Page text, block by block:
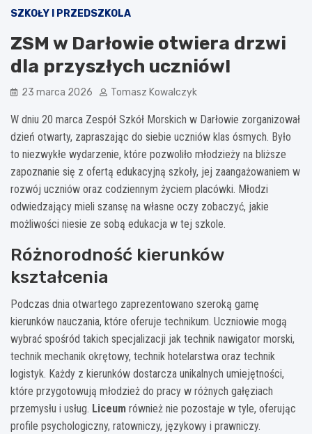
SZKOŁY I PRZEDSZKOLA
ZSM w Darłowie otwiera drzwi
dla przyszłych uczniów!
23 marca 2026 Tomasz Kowalczyk
W dniu 20 marca Zespół Szkół Morskich w Darłowie zorganizował
dzień otwarty, zapraszając do siebie uczniów klas ósmych. Było
to niezwykłe wydarzenie, które pozwoliło młodzieży na bliższe
zapoznanie się z ofertą edukacyjną szkoły, jej zaangażowaniem w
rozwój uczniów oraz codziennym życiem placówki. Młodzi
odwiedzający mieli szansę na własne oczy zobaczyć, jakie
możliwości niesie ze sobą edukacja w tej szkole.
Różnorodność kierunków
kształcenia
Podczas dnia otwartego zaprezentowano szeroką gamę
kierunków nauczania, które oferuje technikum. Uczniowie mogą
wybrać spośród takich specjalizacji jak technik nawigator morski,
technik mechanik okrętowy, technik hotelarstwa oraz technik
logistyk. Każdy z kierunków dostarcza unikalnych umiejętności,
które przygotowują młodzież do pracy w różnych gałęziach
przemysłu i usług. Liceum również nie pozostaje w tyle, oferując
profile psychologiczny, ratowniczy, językowy i prawniczy.